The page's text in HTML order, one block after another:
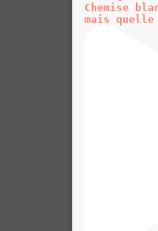
Chemise
mais quelle